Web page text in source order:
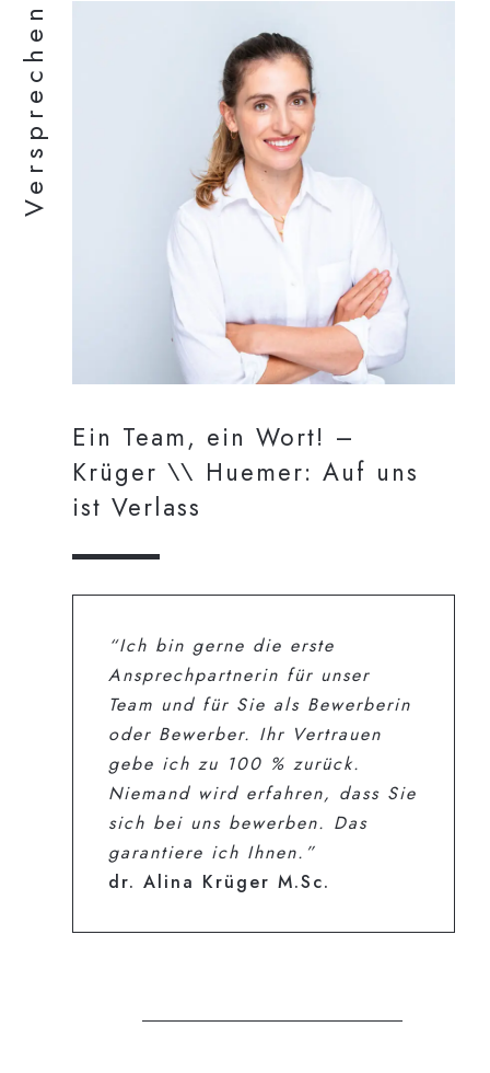
Versprechen
Ein Team, ein Wort! –
Krüger \\ Huemer: Auf uns
ist Verlass
“Ich bin gerne die erste
Ansprechpartnerin für unser
Team und für Sie als Bewerberin
oder Bewerber. Ihr Vertrauen
gebe ich zu 100 % zurück.
Niemand wird erfahren, dass Sie
sich bei uns bewerben. Das
garantiere ich Ihnen.”
dr. Alina Krüger M.Sc.